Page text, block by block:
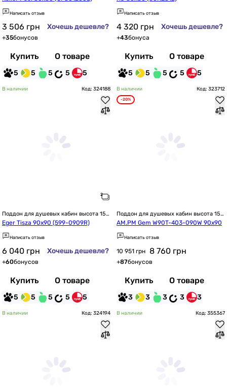
Написать отзыв
3 506 грн Хочешь дешевле?
+35бонусов
Купить О товаре
5 5 5 5 5
Написать отзыв
4 320 грн Хочешь дешевле?
+43бонуса
Купить О товаре
5 5 5 5 5
В наличии Код: 324188
Поддон для душевых кабин высота 15
см / 150 мм
Eger Tisza 90x90 (599-0909R)
Написать отзыв
6 040 грн Хочешь дешевле?
+60бонусов
Купить О товаре
5 5 5 5 5
В наличии Код: 323712
-20%
Поддон для душевых кабин высота 15
см / 150 мм
AM.PM Gem W90T-403-090W 90х90
Написать отзыв
10 951 грн 8 760 грн
+87бонусов
Купить О товаре
3 3 3 3 3
В наличии Код: 324194 В наличии Код: 355367